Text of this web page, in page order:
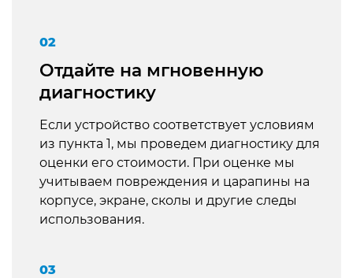
02
Отдайте на мгновенную
диагностику
Если устройство соответствует условиям
из пункта 1, мы проведем диагностику для
оценки его стоимости. При оценке мы
учитываем повреждения и царапины на
корпусе, экране, сколы и другие следы
использования.
03